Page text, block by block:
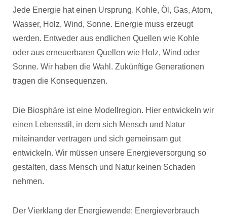
Jede Energie hat einen Ursprung. Kohle, Öl, Gas, Atom,
Wasser, Holz, Wind, Sonne. Energie muss erzeugt
werden. Entweder aus endlichen Quellen wie Kohle
oder aus erneuerbaren Quellen wie Holz, Wind oder
Sonne. Wir haben die Wahl. Zukünftige Generationen
tragen die Konsequenzen.
Die Biosphäre ist eine Modellregion. Hier entwickeln wir
einen Lebensstil, in dem sich Mensch und Natur
miteinander vertragen und sich gemeinsam gut
entwickeln. Wir müssen unsere Energieversorgung so
gestalten, dass Mensch und Natur keinen Schaden
nehmen.
Der Vierklang der Energiewende: Energieverbrauch